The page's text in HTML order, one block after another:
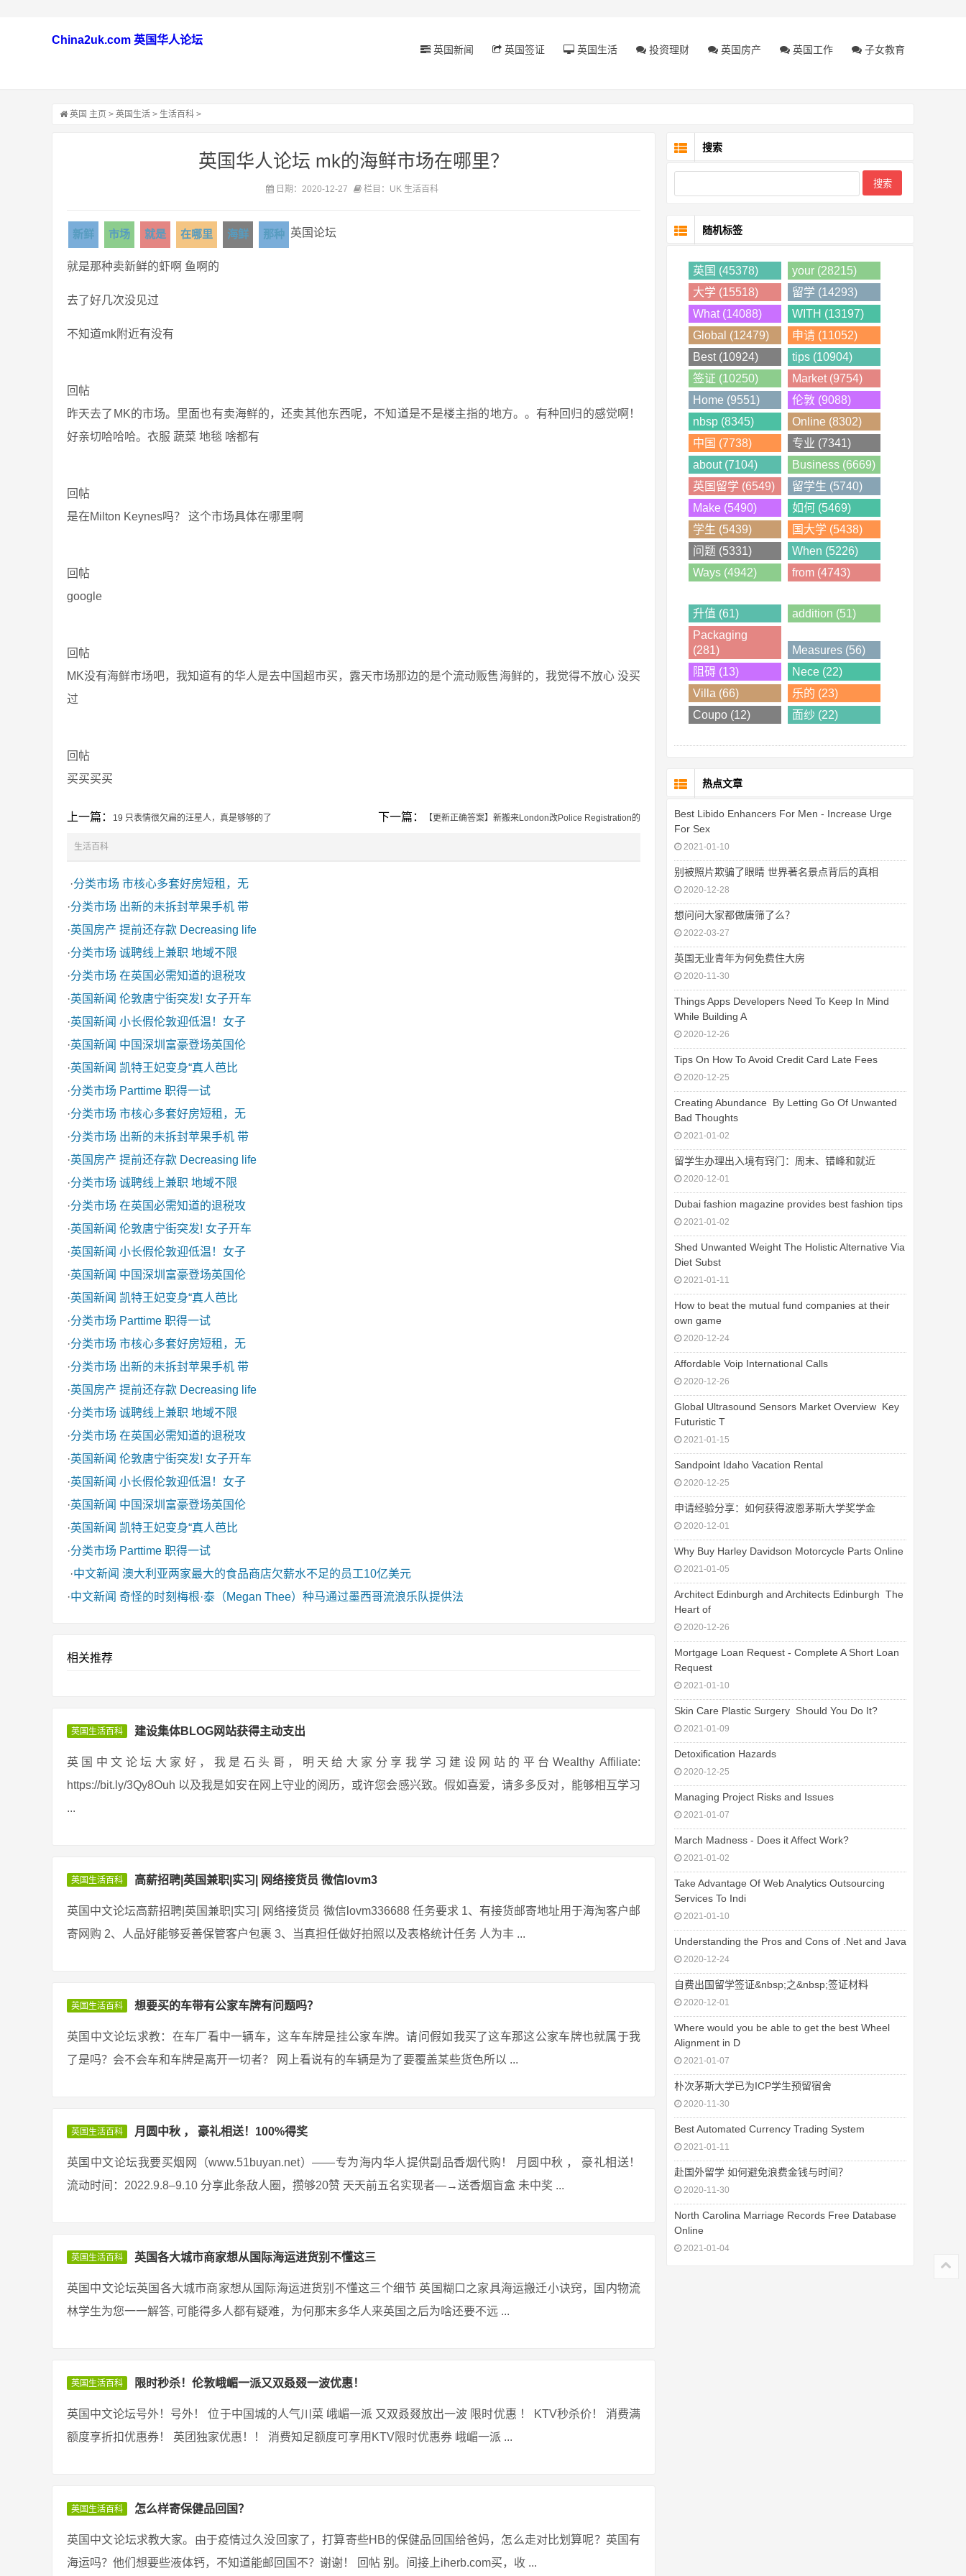
China2uk.com 英国华人论坛
英国新闻 英国签证 英国生活 投资理财 英国房产 英国工作 子女教育
英国 主页 > 英国生活 > 生活百科 >
英国华人论坛 mk的海鲜市场在哪里？
日期：2020-12-27 栏目：UK 生活百科
新鲜 市场 就是 在哪里 海鲜 那种 英国论坛
就是那种卖新鲜的虾啊 鱼啊的
去了好几次没见过
不知道mk附近有没有
回帖
昨天去了MK的市场。里面也有卖海鲜的，还卖其他东西呢，不知道是不是楼主指的地方。。有种回归的感觉啊！
好亲切哈哈哈。衣服 蔬菜 地毯 啥都有
回帖
是在Milton Keynes吗？ 这个市场具体在哪里啊
回帖
google
回帖
MK没有海鲜市场吧，我知道有的华人是去中国超市买，露天市场那边的是个流动贩售海鲜的，我觉得不放心 没买
过
回帖
买买买买
上一篇： 19 只表情很欠扁的汪星人，真是够够的了 下一篇： 【更新正确答案】新搬来London改Police Registration的
生活百科
·分类市场 市核心多套好房短租，无
·分类市场 出新的未拆封苹果手机 带
·英国房产 提前还存款 Decreasing life
·分类市场 诚聘线上兼职 地域不限
·分类市场 在英国必需知道的退税攻
·英国新闻 伦敦唐宁街突发! 女子开车
·英国新闻 小长假伦敦迎低温！女子
·英国新闻 中国深圳富豪登场英国伦
·英国新闻 凯特王妃变身“真人芭比
·分类市场 Parttime 职得一试
·分类市场 市核心多套好房短租，无
·分类市场 出新的未拆封苹果手机 带
·英国房产 提前还存款 Decreasing life
·分类市场 诚聘线上兼职 地域不限
·分类市场 在英国必需知道的退税攻
·英国新闻 伦敦唐宁街突发! 女子开车
·英国新闻 小长假伦敦迎低温！女子
·英国新闻 中国深圳富豪登场英国伦
·英国新闻 凯特王妃变身“真人芭比
·分类市场 Parttime 职得一试
·分类市场 市核心多套好房短租，无
·分类市场 出新的未拆封苹果手机 带
·英国房产 提前还存款 Decreasing life
·分类市场 诚聘线上兼职 地域不限
·分类市场 在英国必需知道的退税攻
·英国新闻 伦敦唐宁街突发! 女子开车
·英国新闻 小长假伦敦迎低温！女子
·英国新闻 中国深圳富豪登场英国伦
·英国新闻 凯特王妃变身“真人芭比
·分类市场 Parttime 职得一试
·中文新闻 澳大利亚两家最大的食品商店欠薪水不足的员工10亿美元
·中文新闻 奇怪的时刻梅根·泰（Megan Thee）种马通过墨西哥流浪乐队提供法
相关推荐
英国生活百科 建设集体BLOG网站获得主动支出
英国中文论坛大家好，我是石头哥，明天给大家分享我学习建设网站的平台Wealthy Affiliate:
https://bit.ly/3Qy8Ouh 以及我是如安在网上守业的阅历，或许您会感兴致。假如喜爱，请多多反对，能够相互学习
...
英国生活百科 高薪招聘|英国兼职|实习| 网络接货员 微信lovm3
英国中文论坛高薪招聘|英国兼职|实习| 网络接货员 微信lovm336688 任务要求 1、有接货邮寄地址用于海淘客户邮
寄网购 2、人品好能够妥善保管客户包裹 3、当真担任做好拍照以及表格统计任务 人为丰 ...
英国生活百科 想要买的车带有公家车牌有问题吗？
英国中文论坛求教：在车厂看中一辆车，这车车牌是挂公家车牌。请问假如我买了这车那这公家车牌也就属于我
了是吗？会不会车和车牌是离开一切者？ 网上看说有的车辆是为了要覆盖某些货色所以 ...
英国生活百科 月圆中秋 ， 豪礼相送！100%得奖
英国中文论坛我要买烟网（www.51buyan.net）——专为海内华人提供副品香烟代购！ 月圆中秋 ， 豪礼相送！
流动时间：2022.9.8–9.10 分享此条敌人圈，攒够20赞 天天前五名实现者—→送香烟盲盒 未中奖 ...
英国生活百科 英国各大城市商家想从国际海运进货别不懂这三
英国中文论坛英国各大城市商家想从国际海运进货别不懂这三个细节 英国糊口之家具海运搬迁小诀窍，国内物流
林学生为您一一解答, 可能得多人都有疑难，为何那末多华人来英国之后为啥还要不远 ...
英国生活百科 限时秒杀！伦敦峨嵋一派又双叒叕一波优惠！
英国中文论坛号外！号外！ 位于中国城的人气川菜 峨嵋一派 又双叒叕放出一波 限时优惠 ！ KTV秒杀价！ 消费满
额度享折扣优惠券！ 英团独家优惠！！ 消费知足额度可享用KTV限时优惠券 峨嵋一派 ...
英国生活百科 怎么样寄保健品回国？
英国中文论坛求教大家。由于疫情过久没回家了，打算寄些HB的保健品回国给爸妈，怎么走对比划算呢？英国有
海运吗？他们想要些液体钙，不知道能邮回国不？谢谢！ 回帖 别。间接上iherb.com买，收 ...
搜索
随机标签
英国 (45378)
your (28215)
大学 (15518)
留学 (14293)
What (14088)
WITH (13197)
Global (12479)
申请 (11052)
Best (10924)
tips (10904)
签证 (10250)
Market (9754)
Home (9551)
伦敦 (9088)
nbsp (8345)
Online (8302)
中国 (7738)
专业 (7341)
about (7104)
Business (6669)
英国留学 (6549)
留学生 (5740)
Make (5490)
如何 (5469)
学生 (5439)
国大学 (5438)
问题 (5331)
When (5226)
Ways (4942)
from (4743)
升值 (61)
addition (51)
Packaging
(281)
Measures (56)
阻碍 (13)
Nece (22)
Villa (66)
乐的 (23)
Coupo (12)
面纱 (22)
热点文章
Best Libido Enhancers For Men - Increase Urge
For Sex
2021-01-10
别被照片欺骗了眼睛 世界著名景点背后的真相
2020-12-28
想问问大家都做唐筛了么？
2022-03-27
英国无业青年为何免费住大房
2020-11-30
Things Apps Developers Need To Keep In Mind
While Building A
2020-12-26
Tips On How To Avoid Credit Card Late Fees
2020-12-25
Creating Abundance  By Letting Go Of Unwanted
Bad Thoughts
2021-01-02
留学生办理出入境有窍门：周末、错峰和就近
2020-12-01
Dubai fashion magazine provides best fashion tips
2021-01-02
Shed Unwanted Weight The Holistic Alternative Via
Diet Subst
2021-01-11
How to beat the mutual fund companies at their
own game
2020-12-24
Affordable Voip International Calls
2020-12-26
Global Ultrasound Sensors Market Overview  Key
Futuristic T
2021-01-15
Sandpoint Idaho Vacation Rental
2020-12-25
申请经验分享：如何获得波恩茅斯大学奖学金
2020-12-01
Why Buy Harley Davidson Motorcycle Parts Online
2021-01-05
Architect Edinburgh and Architects Edinburgh  The
Heart of
2020-12-26
Mortgage Loan Request - Complete A Short Loan
Request
2021-01-10
Skin Care Plastic Surgery  Should You Do It?
2021-01-09
Detoxification Hazards
2020-12-25
Managing Project Risks and Issues
2021-01-07
March Madness - Does it Affect Work?
2021-01-02
Take Advantage Of Web Analytics Outsourcing
Services To Indi
2021-01-10
Understanding the Pros and Cons of .Net and Java
2020-12-24
自费出国留学签证&nbsp;之&nbsp;签证材料
2020-12-01
Where would you be able to get the best Wheel
Alignment in D
2021-01-07
朴次茅斯大学已为ICP学生预留宿舍
2020-11-30
Best Automated Currency Trading System
2021-01-11
赴国外留学 如何避免浪费金钱与时间？
2020-11-30
North Carolina Marriage Records Free Database
Online
2021-01-04